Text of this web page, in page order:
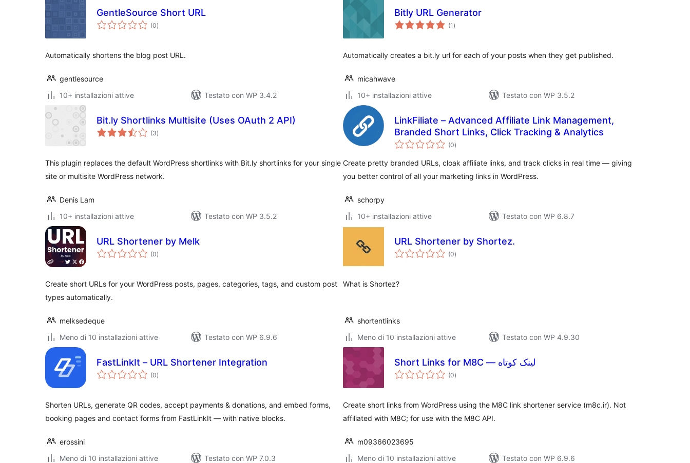
GentleSource Short URL
(0valutazioni
totali
)
Automatically shortens the blog post URL.
gentlesource
10+ installazioni attive
Testato con WP 3.4.2
Bitly URL Generator
(1 valutazioni
totali
)
Automatically creates a bit.ly url for each of your posts when they get published.
micahwave
10+ installazioni attive
Testato con WP 3.5.2
Bit.ly Shortlinks Multisite (Uses OAuth 2 API)
(3valutazioni
totali
)
This plugin replaces the default WordPress shortlinks with Bit.ly shortlinks for your single
site or multisite WordPress network.
Denis Lam
10+ installazioni attive
Testato con WP 3.5.2
LinkFiliate – Advanced Affiliate Link Management,
Branded Short Links, Click Tracking & Analytics
(0valutazioni
totali
)
Create pretty branded URLs, cloak affiliate links, and track clicks in real time — giving
you better control of all your marketing links in WordPress.
schorpy
10+ installazioni attive
Testato con WP 6.8.7
URL Shortener by Melk
(0valutazioni
totali
)
Create short URLs for your WordPress posts, pages, categories, tags, and custom post
types automatically.
melksedeque
Meno di 10 installazioni attive
Testato con WP 6.9.6
URL Shortener by Shortez.
(0valutazioni
totali
)
What is Shortez?
shortentlinks
Meno di 10 installazioni attive
Testato con WP 4.9.30
FastLinkIt – URL Shortener Integration
(0valutazioni
totali
)
Shorten URLs, generate QR codes, accept payments & donations, and embed forms,
booking pages and contact forms from FastLinkIt — with native blocks.
erossini
Meno di 10 installazioni attive
Testato con WP 7.0.3
Short Links for M8C — لینک کوتاه
(0valutazioni
totali
)
Create short links from WordPress using the M8C link shortener service (m8c.ir). Not
affiliated with M8C; for use with the M8C API.
m09366023695
Meno di 10 installazioni attive
Testato con WP 6.9.6